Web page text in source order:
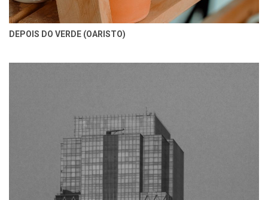
DEPOIS DO VERDE (OARISTO)